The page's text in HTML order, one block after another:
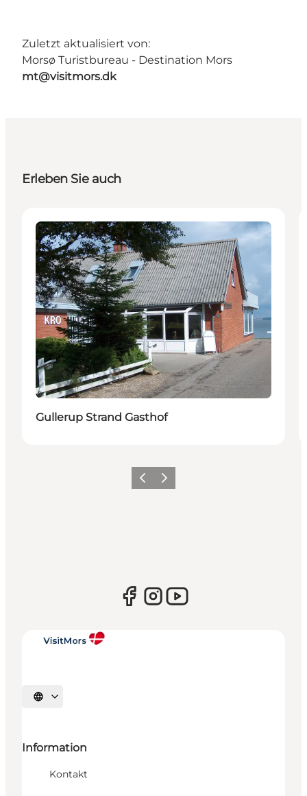
Zuletzt aktualisiert von:
Morsø Turistbureau - Destination Mors
mt@visitmors.dk
Erleben Sie auch
Restaurants
Gullerup Strand Gasthof
Vorherige Folie
Nächste Folie
Sprache auswählen
Information
Kontakt